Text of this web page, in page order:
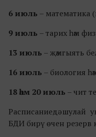
6 июль – математика
9 июль – тарих һәм
13 июль – җәмгыять
16 июль – биология
18 һәм 20 июль – чит
Расписаниедә шулай
БДИ бирү өчен резерв